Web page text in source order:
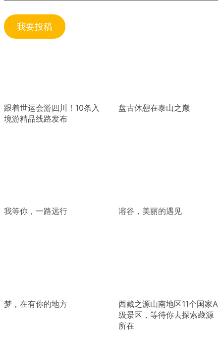
我要投稿
跟着世运会游四川！10条入
境游精品线路发布
盘古休憩在泰山之巅
我等你，一路远行 溶谷，美丽的遇见
梦，在有你的地方
西藏之源山南地区11个国家A
级景区，等待你去探索藏源
所在